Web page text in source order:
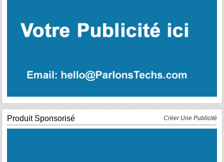
Produit Sponsorisé Créer Une Publicité